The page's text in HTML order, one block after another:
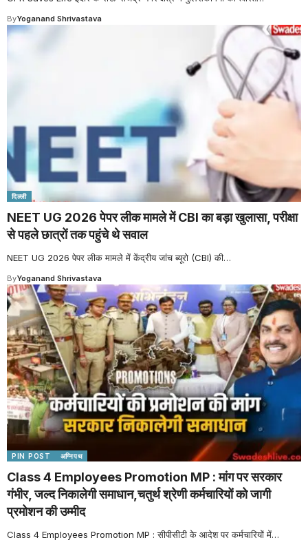
ByYoganand Shrivastava
दिल्ली
NEET UG 2026 पेपर लीक मामले में CBI का बड़ा खुलासा, परीक्षा
से पहले छात्रों तक पहुंचे थे सवाल
NEET UG 2026 पेपर लीक मामले में केंद्रीय जांच ब्यूरो (CBI) की…
ByYoganand Shrivastava
PIN POST अग्निपथ
Class 4 Employees Promotion MP : मांग पर सरकार
गंभीर, जल्द निकालेगी समाधान,चतुर्थ श्रेणी कर्मचारियों को जागी
प्रमोशन की उम्मीद
Class 4 Employees Promotion MP : सीपीसीटी के आदेश पर कर्मचारियों में…